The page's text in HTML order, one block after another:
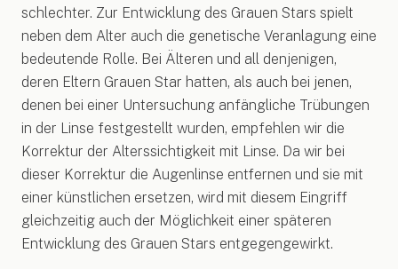
schlechter. Zur Entwicklung des Grauen Stars spielt
neben dem Alter auch die genetische Veranlagung eine
bedeutende Rolle. Bei Älteren und all denjenigen,
deren Eltern Grauen Star hatten, als auch bei jenen,
denen bei einer Untersuchung anfängliche Trübungen
in der Linse festgestellt wurden, empfehlen wir die
Korrektur der Alterssichtigkeit mit Linse. Da wir bei
dieser Korrektur die Augenlinse entfernen und sie mit
einer künstlichen ersetzen, wird mit diesem Eingriff
gleichzeitig auch der Möglichkeit einer späteren
Entwicklung des Grauen Stars entgegengewirkt.